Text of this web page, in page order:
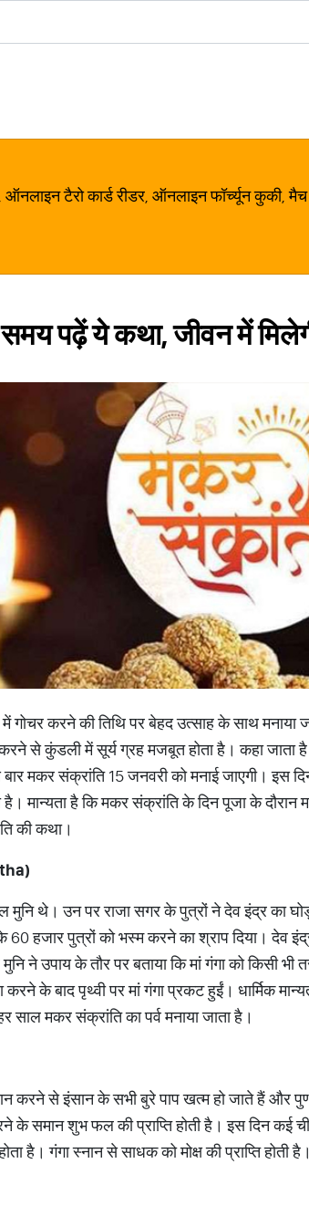
टैरो कार्ड रीडर, ऑनलाइन फॉर्च्यून कुकी,
पढ़ें ये कथा, जीवन में
गोचर करने की तिथि पर बेहद उत्साह के साथ
करने से कुंडली में सूर्य ग्रह मजबूत होता है। कहा
मकर संक्रांति 15 जनवरी को मनाई जाएगी। इस
है। मान्यता है कि मकर संक्रांति के दिन पूजा के
की कथा।
थे। उन पर राजा सगर के पुत्रों ने देव इंद्र का
हजार पुत्रों को भस्म करने का श्राप दिया। देव
ने उपाय के तौर पर बताया कि मां गंगा को किसी भी
के बाद पृथ्वी पर मां गंगा प्रकट हुईं। धार्मिक
साल मकर संक्रांति का पर्व मनाया जाता है।
करने से इंसान के सभी बुरे पाप खत्म हो जाते हैं और
समान शुभ फल की प्राप्ति होती है। इस दिन कई
है। गंगा स्नान से साधक को मोक्ष की प्राप्ति होती